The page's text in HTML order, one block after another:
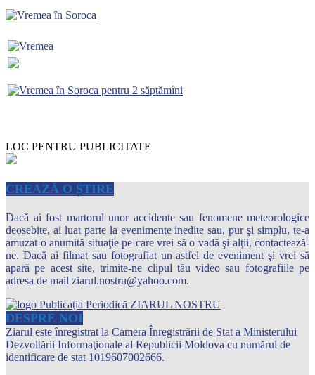
LOC PENTRU PUBLICITATE
CREAZĂ O ȘTIRE
Dacă ai fost martorul unor accidente sau fenomene meteorologice
deosebite, ai luat parte la evenimente inedite sau, pur şi simplu, te-a
amuzat o anumită situaţie pe care vrei să o vadă şi alţii, contactează-
ne. Dacă ai filmat sau fotografiat un astfel de eveniment şi vrei să
apară pe acest site, trimite-ne clipul tău video sau fotografiile pe
adresa de mail ziarul.nostru@yahoo.com.
DESPRE NOI
Ziarul este înregistrat la Camera Înregistrării de Stat a Ministerului
Dezvoltării Informaţionale al Republicii Moldova cu numărul de
identificare de stat 1019607002666.